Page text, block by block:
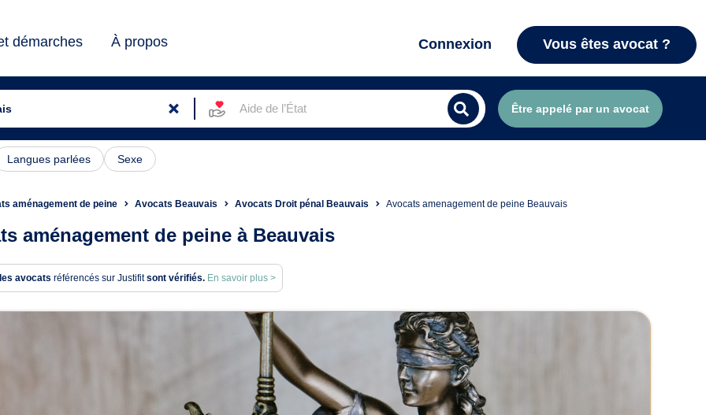
démarches À propos Connexion Vous êtes avocat ?
Aide de l’État Être appelé par un avocat
Langues parlées Sexe
aménagement de peine Avocats Beauvais Avocats Droit pénal Beauvais Avocats amenagement de peine Beauvais
aménagement de peine à Beauvais
avocats référencés sur Justifitsont vérifiés. En savoir plus >
en aménagement de peine à Beauvais